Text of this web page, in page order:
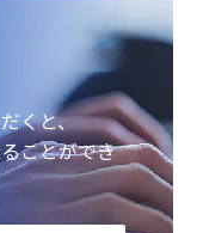
くと、
ことができ